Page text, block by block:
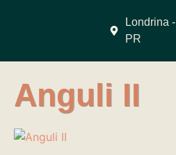
Londrina -
PR
Anguli II